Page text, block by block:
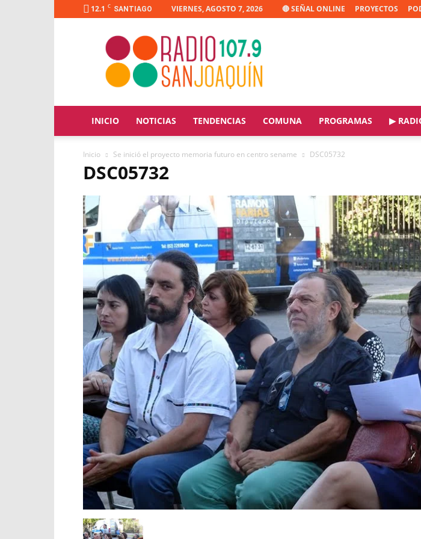
12.1 C SANTIAGO VIERNES, AGOSTO 7, 2026 🔴 SEÑAL ONLINE PROYECTOS
Radio
Joaquín
INICIO NOTICIAS TENDENCIAS COMUNA PROGRAMAS ▶
Inicio Se inició el proyecto memoria futuro en centro sename DSC05732
DSC05732